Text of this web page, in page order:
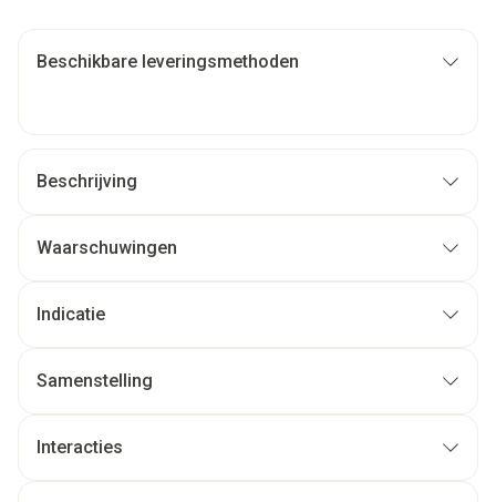
Beschikbare leveringsmethoden
Beschrijving
Waarschuwingen
Indicatie
Samenstelling
Interacties